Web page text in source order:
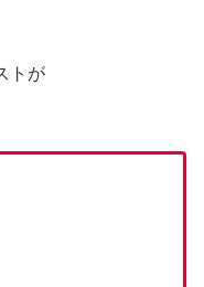
トが